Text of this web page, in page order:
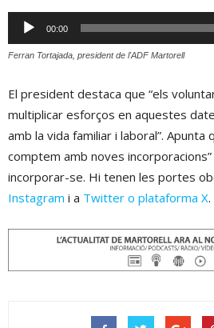
Reproductor
d'àudio
00:00
Ferran Tortajada, president de l'ADF Martorell
El president destaca que “els
multiplicar esforços en aquestes
amb la vida familiar i laboral”. Apunta
comptem amb noves incorporacions”
incorporar-se. Hi tenen les portes
Instagram i a Twitter o plataforma X.